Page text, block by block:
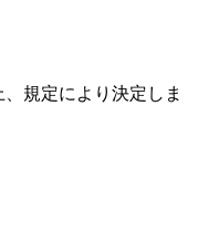
規定により決定しま